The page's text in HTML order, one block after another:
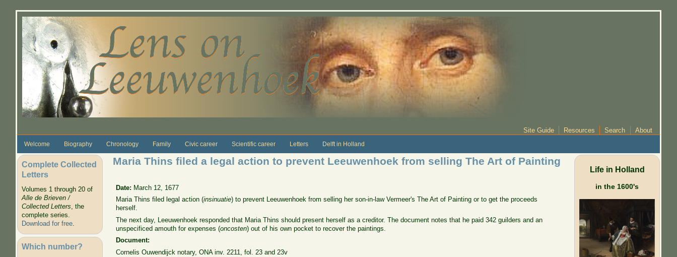
Site Guide Resources Search About
Welcome Biography Chronology Family Civic career Scientific career Letters Delft in Holland
Complete Collected
Letters
Volumes 1 through 20 of
Alle de Brieven /
Collected Letters, the
complete series.
Download for free.
Which number?
Maria Thins filed a legal action to prevent Leeuwenhoek from selling The Art of Painting
Date: March 12, 1677
Maria Thins filed legal action (insinuatie) to prevent Leeuwenhoek from selling her son-in-law Vermeer's The Art of Painting or to get the proceeds
herself.
The next day, Leeuwenhoek responded that Maria Thins should present herself as a creditor. The document notes that he paid 342 guilders and an
unspecificed amouth for expenses (oncosten) out of his own pocket to recover the paintings.
Document:
Cornelis Ouwendijck notary, ONA inv. 2211, fol. 23 and 23v
Life in Holland
in the 1600's